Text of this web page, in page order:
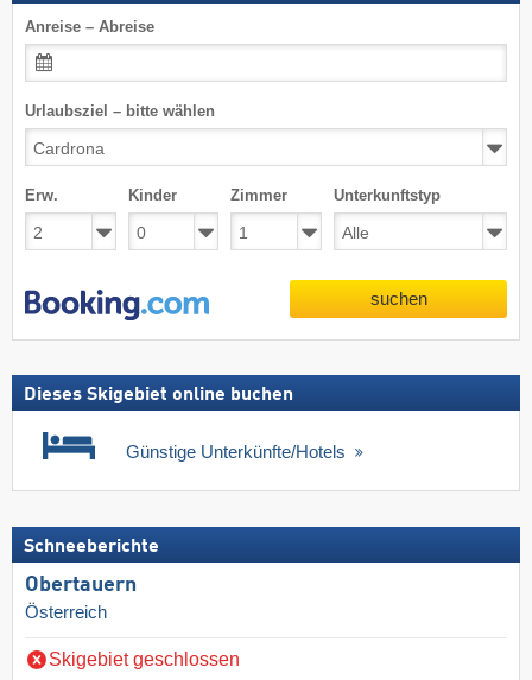
Anreise – Abreise
Urlaubsziel – bitte wählen
Erw. Kinder Zimmer Unterkunftstyp
suchen
Dieses Skigebiet online buchen
Günstige Unterkünfte/Hotels
Schneeberichte
Obertauern
Österreich
Skigebiet geschlossen